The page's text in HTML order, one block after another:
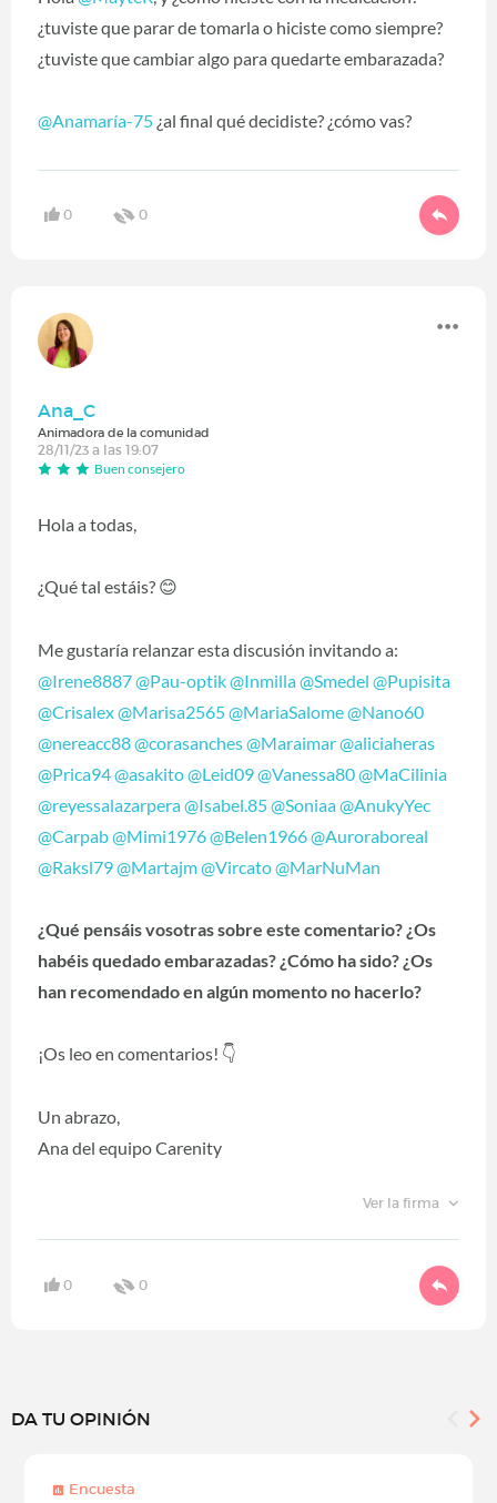
¿tuviste que parar de tomarla o hiciste como siempre?
¿tuviste que cambiar algo para quedarte embarazada?
@Anamaría-75 ‍ ¿al final qué decidiste? ¿cómo vas?
0 0
Ana_C
Animadora de la comunidad
28/11/23 a las 19:07
Buen consejero
Hola a todas,
¿Qué tal estáis? 😊
Me gustaría relanzar esta discusión invitando a:
@Irene8887@Pau-optik@Inmilla@Smedel @Pupisita
@Crisalex@Marisa2565@MariaSalome@Nano60
@nereacc88@corasanches@Maraimar@aliciaheras
@Prica94@asakito@Leid09@Vanessa80@MaCilinia
@reyessalazarpera@Isabel.85@Soniaa@AnukyYec
@Carpab@Mimi1976@Belen1966@Auroraboreal
@Raksl79@Martajm@Vircato@MarNuMan
¿Qué pensáis vosotras sobre este comentario? ¿Os
habéis quedado embarazadas? ¿Cómo ha sido? ¿Os
han recomendado en algún momento no hacerlo?
¡Os leo en comentarios! 👇
Un abrazo,
Ana del equipo Carenity
Ver la firma
0 0
DA TU OPINIÓN
Encuesta